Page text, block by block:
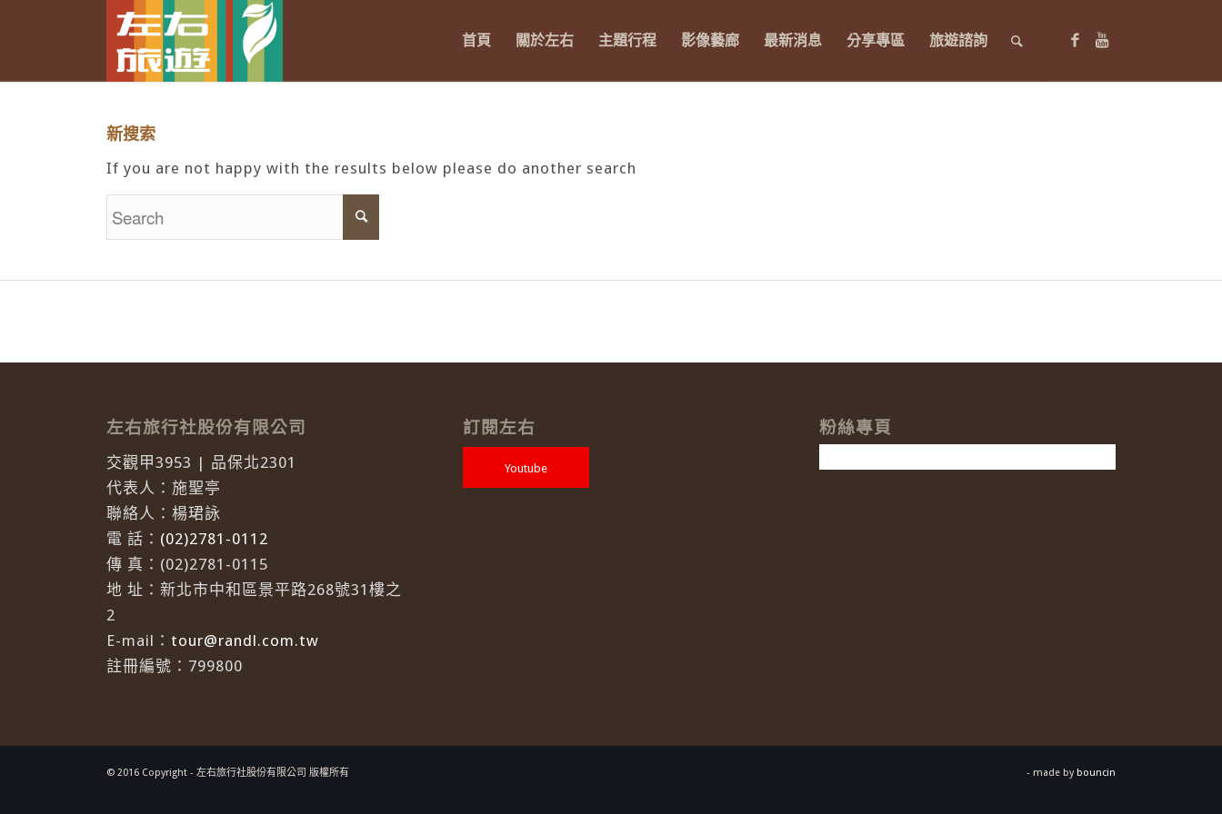
首頁 關於左右 主題行程 影像藝廊 最新消息 分享專區 旅遊諮詢
新搜索
If you are not happy with the results below please do another search
左右旅行社股份有限公司
交觀甲3953 | 品保北2301
代表人：施聖亭
聯絡人：楊珺詠
電 話： (02)2781-0112
傳 真：(02)2781-0115
地 址：新北市中和區景平路268號31樓之
2
E-mail： tour@randl.com.tw
註冊編號：799800
訂閱左右
Youtube
粉絲專頁
© 2016 Copyright - 左右旅行社股份有限公司 版權所有 - made by bouncin